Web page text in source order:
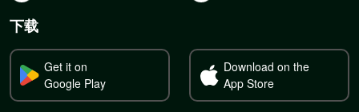
下载
Get it on
Google Play
Download on the
App Store